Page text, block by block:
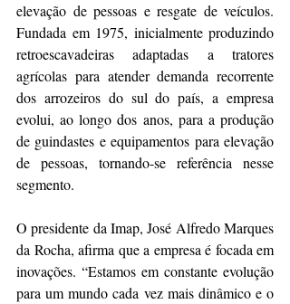
elevação de pessoas e resgate de veículos.
Fundada em 1975, inicialmente produzindo
retroescavadeiras adaptadas a tratores
agrícolas para atender demanda recorrente
dos arrozeiros do sul do país, a empresa
evolui, ao longo dos anos, para a produção
de guindastes e equipamentos para elevação
de pessoas, tornando-se referência nesse
segmento.
O presidente da Imap, José Alfredo Marques
da Rocha, afirma que a empresa é focada em
inovações. “Estamos em constante evolução
para um mundo cada vez mais dinâmico e o